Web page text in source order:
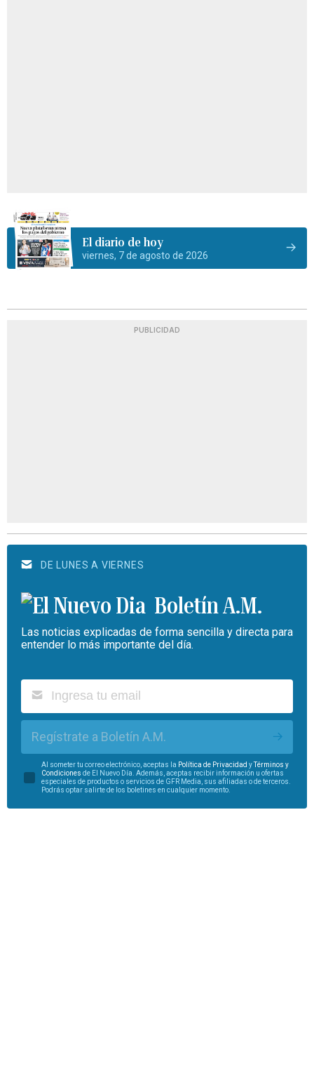
El diario de hoy
viernes, 7 de agosto de 2026
PUBLICIDAD
DE LUNES A VIERNES
Boletín A.M.
Las noticias explicadas de forma sencilla y directa para
entender lo más importante del día.
Regístrate a Boletín A.M.
Al someter tu correo electrónico, aceptas la Política de Privacidad yTérminos y
Condiciones de El Nuevo Día. Además, aceptas recibir información u ofertas
especiales de productos o servicios de GFR Media, sus afiliadas o de terceros.
Podrás optar salirte de los boletines en cualquier momento.